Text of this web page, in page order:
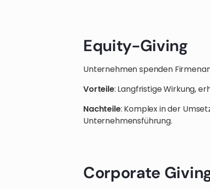
Equity-Giving
Unternehmen spenden
Vorteile: Langfristige Wirkung,
Nachteile: Komplex in der
Unternehmensführung.
Corporate